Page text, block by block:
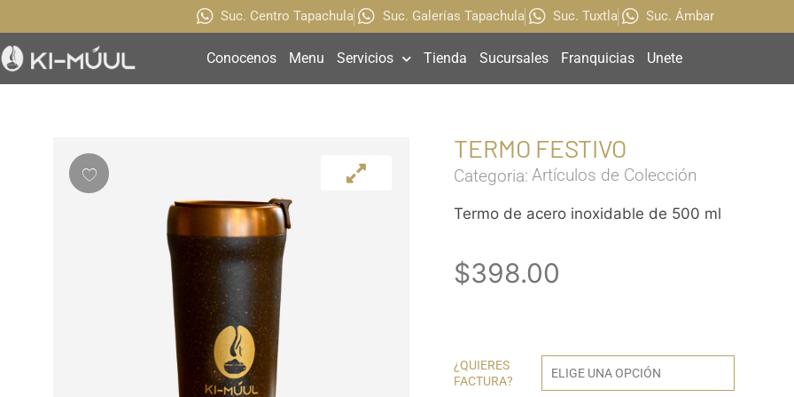
Suc. Centro Tapachula Suc. Galerías Tapachula Suc. Tuxtla Suc. Ámbar
Conocenos Menu Servicios Tienda Sucursales Franquicias Unete
TERMO FESTIVO
Categoria: Artículos de Colección
Termo de acero inoxidable de 500 ml
$398.00
¿QUIERES
FACTURA?